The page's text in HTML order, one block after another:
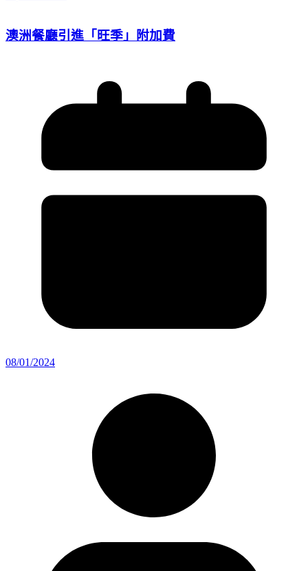
澳洲餐廳引進「旺季」附加費
08/01/2024